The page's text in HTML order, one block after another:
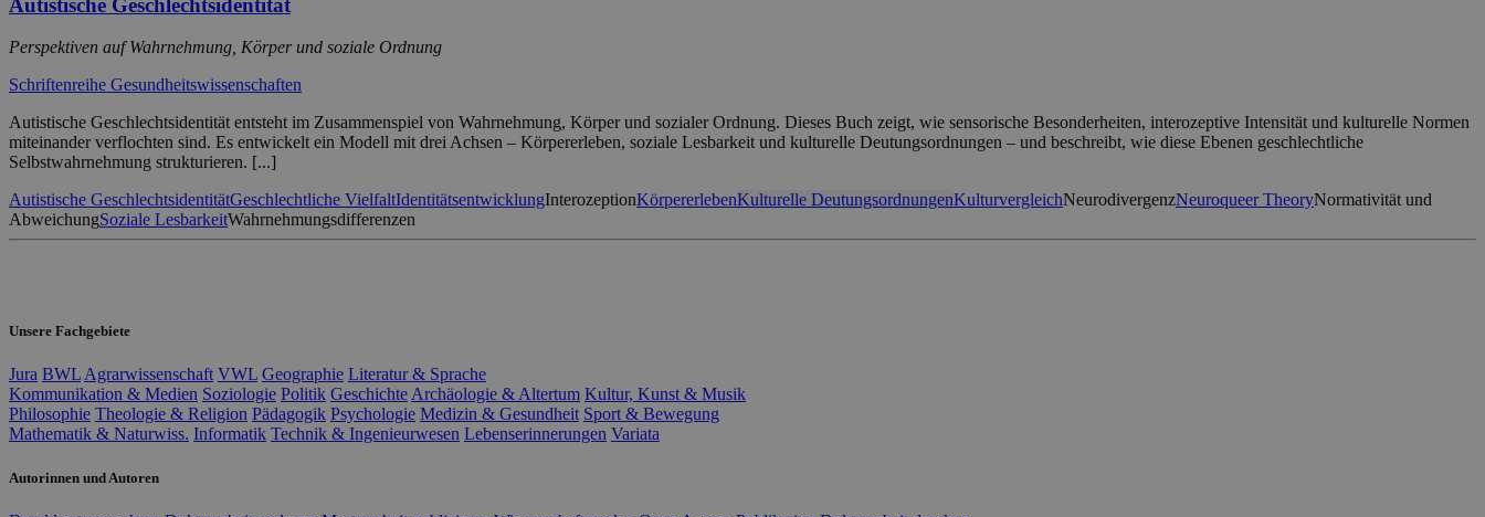
Perspektiven auf Wahrnehmung, Körper und soziale Ordnung
Schriftenreihe Gesundheitswissenschaften
Autistische Geschlechtsidentität entsteht im Zusammenspiel von Wahrnehmung, Körper und sozialer Ordnung. Dieses Buch zeigt, wie sensorische Besonderheiten, interozeptive Intensität und kulturelle Normen
miteinander verflochten sind. Es entwickelt ein Modell mit drei Achsen – Körpererleben, soziale Lesbarkeit und kulturelle Deutungsordnungen – und beschreibt, wie diese Ebenen geschlechtliche
Selbstwahrnehmung strukturieren. [...]
Autistische GeschlechtsidentitätGeschlechtliche VielfaltIdentitätsentwicklungInterozeptionKörpererlebenKulturelle DeutungsordnungenKulturvergleichNeurodivergenzNeuroqueer TheoryNormativität und
AbweichungSoziale LesbarkeitWahrnehmungsdifferenzen
Unsere Fachgebiete
Jura BWL Agrarwissenschaft VWL Geographie Literatur & Sprache
Kommunikation & Medien Soziologie Politik Geschichte Archäologie & Altertum Kultur, Kunst & Musik
Philosophie Theologie & Religion Pädagogik Psychologie Medizin & Gesundheit Sport & Bewegung
Mathematik & Naturwiss. Informatik Technik & Ingenieurwesen Lebenserinnerungen Variata
Autorinnen und Autoren